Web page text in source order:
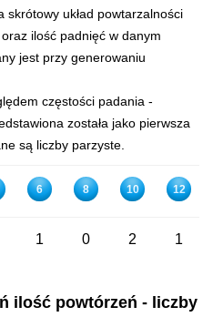
skrótowy układ powtarzalności
ilość padnięć w danym
jest przy generowaniu
częstości padania -
została jako pierwsza
są liczby parzyste.
6 8 10 12
1 0 2 1
ilość powtórzeń - liczby